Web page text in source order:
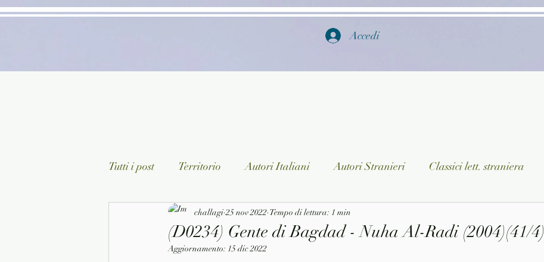
Accedi
Tutti i post Territorio Autori Italiani Autori Stranieri Classici lett. straniera
Classici lett. italiana Saggistica Ragazzi
(D0234) Gente di Bagdad - Nuha Al-Radi (2004)(41/4)
challagi 25 nov 2022 Tempo di lettura: 1 min
Aggiornamento: 15 dic 2022